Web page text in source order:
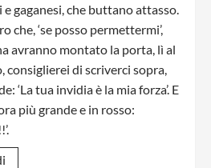
gaganesi, che buttano attasso.
che, ‘se posso permettermi’,
avranno montato la porta, lì al
consiglierei di scriverci sopra,
‘La tua invidia è la mia forza’. E
più grande e in rosso: